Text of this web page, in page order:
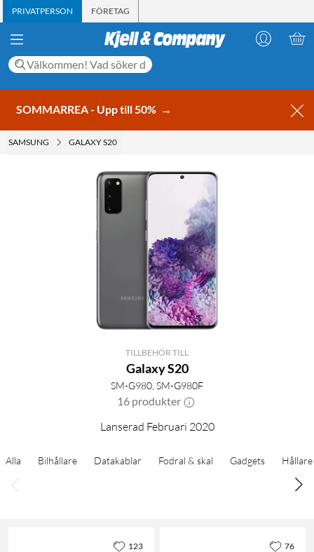
PRIVATPERSON FÖRETAG
SOMMARREA - Upp till 50% →
SAMSUNG GALAXY S20
TILLBEHÖR TILL
Galaxy S20
SM-G980, SM-G980F
16 produkter
Lanserad Februari 2020
Alla Bilhållare Datakablar Fodral & skal Gadgets Hållare
123 76